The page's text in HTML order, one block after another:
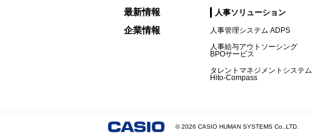
最新情報
企業情報
人事ソリューション
人事管理システム ADPS
人事給与アウトソーシング
BPOサービス
タレントマネジメントシステム
Hito-Compass
©2026 CASIO HUMAN SYSTEMS Co.,LTD.